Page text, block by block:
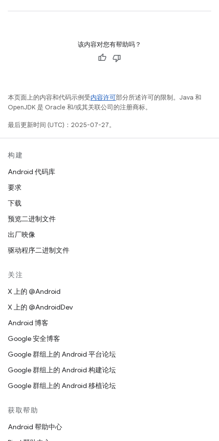
该内容对您有帮助吗？
本页面上的内容和代码示例受内容许可部分所述许可的限制。Java 和
OpenJDK 是 Oracle 和/或其关联公司的注册商标。
最后更新时间 (UTC)：2025-07-27。
构建
Android 代码库
要求
下载
预览二进制文件
出厂映像
驱动程序二进制文件
关注
X 上的 @Android
X 上的 @AndroidDev
Android 博客
Google 安全博客
Google 群组上的 Android 平台论坛
Google 群组上的 Android 构建论坛
Google 群组上的 Android 移植论坛
获取帮助
Android 帮助中心